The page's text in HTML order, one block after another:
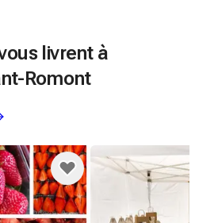
livrent à
Romont